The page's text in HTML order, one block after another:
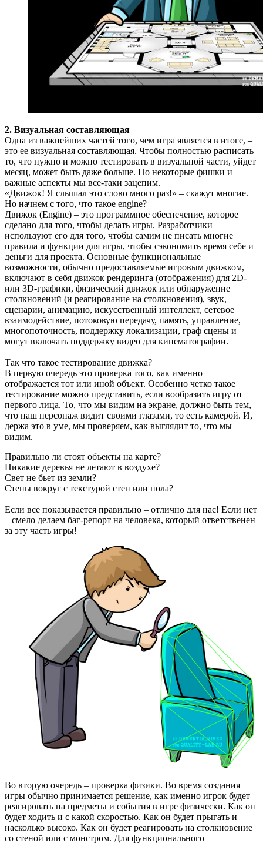
2. Визуальная составляющая
Одна из важнейших частей того, чем игра является в итоге, –
это ее визуальная составляющая. Чтобы полностью расписать
то, что нужно и можно тестировать в визуальной части, уйдет
месяц, может быть даже больше. Но некоторые фишки и
важные аспекты мы все-таки зацепим.
«Движок! Я слышал это слово много раз!» – скажут многие.
Но начнем с того, что такое engine?
Движок (Еngine) – это программное обеспечение, которое
сделано для того, чтобы делать игры. Разработчики
используют его для того, чтобы самим не писать многие
правила и функции для игры, чтобы сэкономить время себе и
деньги для проекта. Основные функциональные
возможности, обычно предоставляемые игровым движком,
включают в себя движок рендеринга (отображения) для 2D-
или 3D-графики, физический движок или обнаружение
столкновений (и реагирование на столкновения), звук,
сценарии, анимацию, искусственный интеллект, сетевое
взаимодействие, потоковую передачу, память, управление,
многопоточность, поддержку локализации, граф сцены и
могут включать поддержку видео для кинематографии.
Так что такое тестирование движка?
В первую очередь это проверка того, как именно
отображается тот или иной объект. Особенно четко такое
тестирование можно представить, если вообразить игру от
первого лица. То, что мы видим на экране, должно быть тем,
что наш персонаж видит своими глазами, то есть камерой. И,
держа это в уме, мы проверяем, как выглядит то, что мы
видим.
Правильно ли стоят объекты на карте?
Никакие деревья не летают в воздухе?
Свет не бьет из земли?
Стены вокруг с текстурой стен или пола?
Если все показывается правильно – отлично для нас! Если нет
– смело делаем баг-репорт на человека, который ответственен
за эту часть игры!
Во вторую очередь – проверка физики. Во время создания
игры обычно принимается решение, как именно игрок будет
реагировать на предметы и события в игре физически. Как он
будет ходить и с какой скоростью. Как он будет прыгать и
насколько высоко. Как он будет реагировать на столкновение
со стеной или с монстром. Для функционального